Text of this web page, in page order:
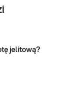
jelitową?